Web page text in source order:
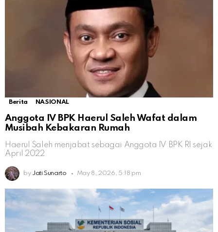
Berita NASIONAL
Anggota IV BPK Haerul Saleh Wafat dalam
Musibah Kebakaran Rumah
Haerul Saleh menjabat sebagai Anggota IV BPK RI sejak
April 2022
by Jati Sunarto May 8, 2026, 5:18 pm